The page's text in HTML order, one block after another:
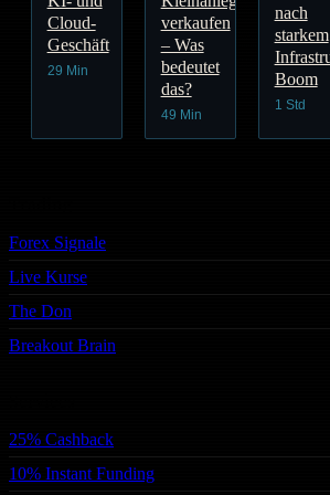
Cloud-
Geschäft
29 Min
verkaufen
– Was
bedeutet
das?
49 Min
nach
starkem
Boom
1 Std
Forex Signale
Live Kurse
The Don
Breakout Brain
25% Cashback
10% Instant Funding